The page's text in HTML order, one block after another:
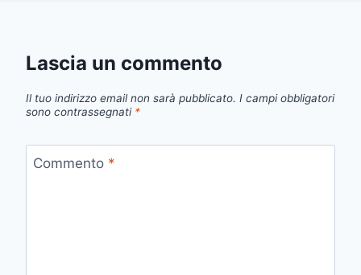
Lascia un commento
Il tuo indirizzo email non sarà pubblicato. I campi obbligatori
sono contrassegnati *
Commento *